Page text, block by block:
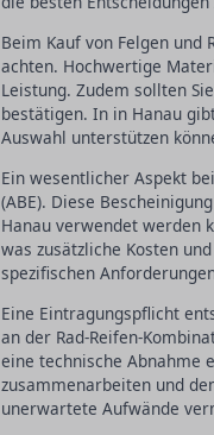
Beim Kauf von Felgen
achten. Hochwertige
Leistung. Zudem sollten
bestätigen. In in Hanau
Auswahl unterstützen
Ein wesentlicher Aspekt
(ABE). Diese
Hanau verwendet werden
was zusätzliche Kosten
spezifischen
Eine Eintragungspflicht
an der Rad-Reifen-
eine technische Abnahme
zusammenarbeiten und
unerwartete Aufwände